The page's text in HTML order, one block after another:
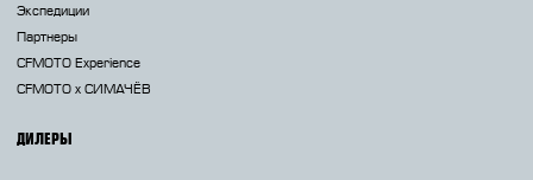
Экспедиции
Партнеры
CFMOTO Experience
CFMOTO х СИМАЧЁВ
ДИЛЕРЫ